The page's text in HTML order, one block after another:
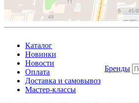
Каталог
Новинки
Новости
Оплата
Доставка и самовывоз
Мастер-классы
Бренды